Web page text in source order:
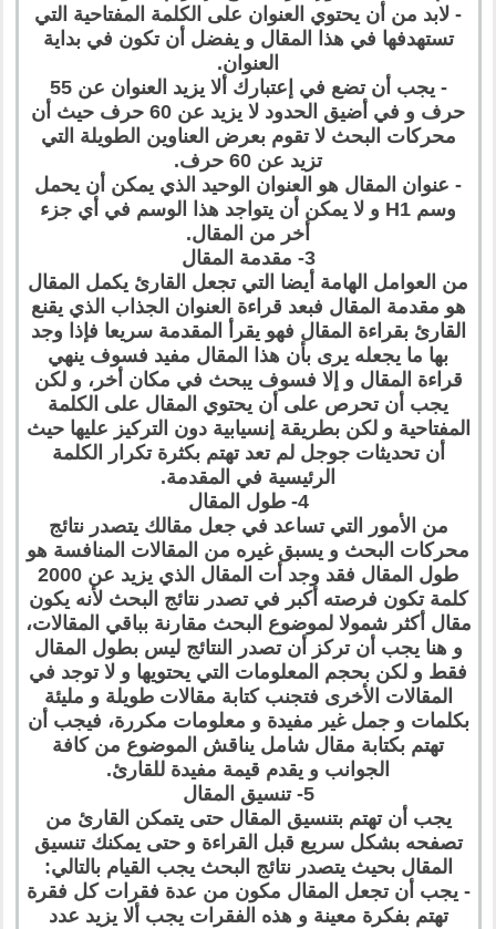
- لابد من أن يحتوي العنوان على الكلمة المفتاحية التي
تستهدفها في هذا المقال و يفضل أن تكون في بداية
العنوان.
- يجب أن تضع في إعتبارك ألا يزيد العنوان عن 55
حرف و في أضيق الحدود لا يزيد عن 60 حرف حيث أن
محركات البحث لا تقوم بعرض العناوين الطويلة التي
تزيد عن 60 حرف.
- عنوان المقال هو العنوان الوحيد الذي يمكن أن يحمل
وسم H1 و لا يمكن أن يتواجد هذا الوسم في أي جزء
أخر من المقال.
3- مقدمة المقال
من العوامل الهامة أيضا التي تجعل القارئ يكمل المقال
هو مقدمة المقال فبعد قراءة العنوان الجذاب الذي يقنع
القارئ بقراءة المقال فهو يقرأ المقدمة سريعا فإذا وجد
بها ما يجعله يرى بأن هذا المقال مفيد فسوف ينهي
قراءة المقال و إلا فسوف يبحث في مكان أخر، و لكن
يجب أن تحرص على أن يحتوي المقال على الكلمة
المفتاحية و لكن بطريقة إنسيابية دون التركيز عليها حيث
أن تحديثات جوجل لم تعد تهتم بكثرة تكرار الكلمة
الرئيسية في المقدمة.
4- طول المقال
من الأمور التي تساعد في جعل مقالك يتصدر نتائج
محركات البحث و يسبق غيره من المقالات المنافسة هو
طول المقال فقد وجد أت المقال الذي يزيد عن 2000
كلمة تكون فرصته أكبر في تصدر نتائج البحث لأنه يكون
مقال أكثر شمولا لموضوع البحث مقارنة بباقي المقالات،
و هنا يجب أن تركز أن تصدر النتائج ليس بطول المقال
فقط و لكن بحجم المعلومات التي يحتويها و لا توجد في
المقالات الأخرى فتجنب كتابة مقالات طويلة و مليئة
بكلمات و جمل غير مفيدة و معلومات مكررة، فيجب أن
تهتم بكتابة مقال شامل يناقش الموضوع من كافة
الجوانب و يقدم قيمة مفيدة للقارئ.
5- تنسيق المقال
يجب أن تهتم بتنسيق المقال حتى يتمكن القارئ من
تصفحه بشكل سريع قبل القراءة و حتى يمكنك تنسيق
المقال بحيث يتصدر نتائج البحث يجب القيام بالتالي:
- يجب أن تجعل المقال مكون من عدة فقرات كل فقرة
تهتم بفكرة معينة و هذه الفقرات يجب ألا يزيد عدد